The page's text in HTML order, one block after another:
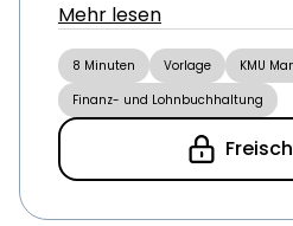
Mehr lesen
8 Minuten Vorlage
KMU
Finanz- und Lohnbuchhaltung